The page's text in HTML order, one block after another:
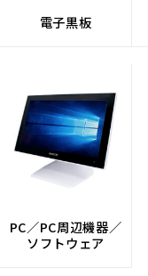
電子黒板
PC／PC周辺機器／
ソフトウェア